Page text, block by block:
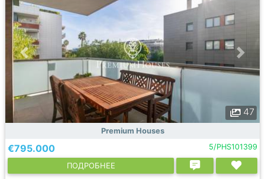
47
Premium Houses
€795.000 5/PHS101399
ПОДРОБНЕЕ